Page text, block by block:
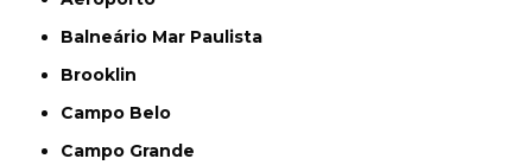
Balneário Mar Paulista
Brooklin
Campo Belo
Campo Grande